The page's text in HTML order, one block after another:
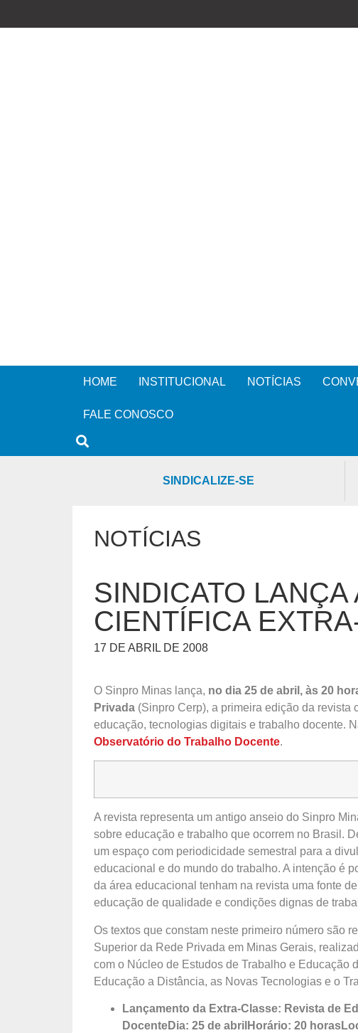
HOME INSTITUCIONAL NOTÍCIAS
FALE CONOSCO
SINDICALIZE-SE
NOTÍCIAS
SINDICATO LANÇA
CIENTÍFICA
17 DE ABRIL DE 2008
O Sinpro Minas lança, no dia 25 de abril, às 20
Privada (Sinpro Cerp), a primeira edição da
educação, tecnologias digitais e trabalho docente.
Observatório do Trabalho Docente.
A revista representa um antigo anseio do Sinpro
sobre educação e trabalho que ocorrem no Brasil.
um espaço com periodicidade semestral para a
educacional e do mundo do trabalho. A intenção é
da área educacional tenham na revista uma fonte
educação de qualidade e condições dignas de
Os textos que constam neste primeiro número são
Superior da Rede Privada em Minas Gerais,
com o Núcleo de Estudos de Trabalho e Educação
Educação a Distância, as Novas Tecnologias e o
Lançamento da Extra-Classe: Revista de
DocenteDia: 25 de abrilHorário: 20